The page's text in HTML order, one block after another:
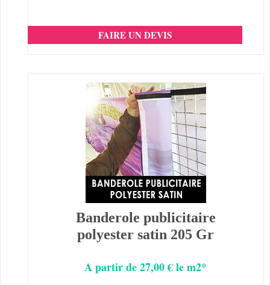
FAIRE UN DEVIS
Banderole publicitaire
polyester satin 205 Gr
A partir de 27,00 € le m2*